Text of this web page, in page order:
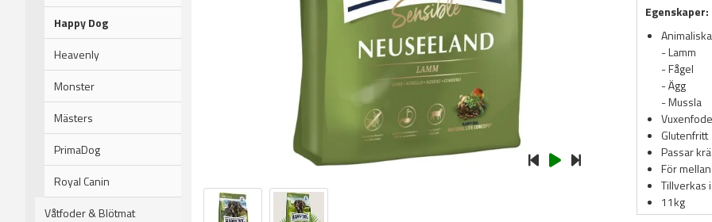
Happy Dog
Heavenly
Monster
Mästers
PrimaDog
Royal Canin
Våtfoder & Blötmat
Egenskaper:
- Lamm
- Fågel
- Ägg
- Mussla
Glutenfritt
Passar
För
Tillverkas
11kg